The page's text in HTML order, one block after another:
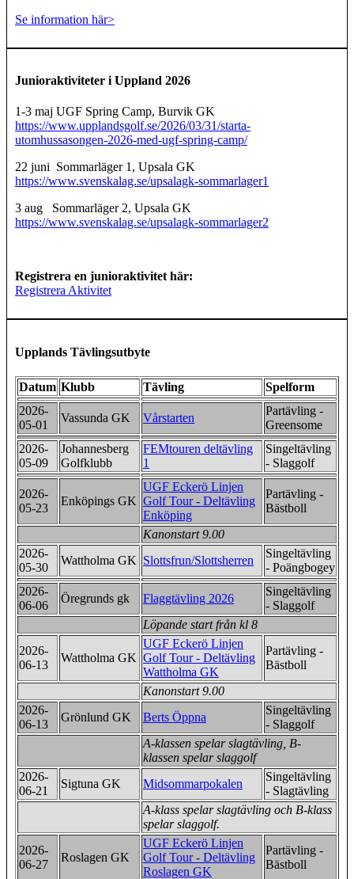
Se information här>
Junioraktiviteter i Uppland 2026
1-3 maj UGF Spring Camp, Burvik GK
https://www.upplandsgolf.se/2026/03/31/starta-
utomhussasongen-2026-med-ugf-spring-camp/
22 juni Sommarläger 1, Upsala GK
https://www.svenskalag.se/upsalagk-sommarlager1
3 aug Sommarläger 2, Upsala GK
https://www.svenskalag.se/upsalagk-sommarlager2
Registrera en junioraktivitet här:
Registrera Aktivitet
Upplands Tävlingsutbyte
Datum Klubb Tävling
Spelform
2026-
05-01
Vassunda GK Vårstarten
Partävling -
Greensome
2026-
05-09
Johannesberg
Golfklubb
FEMtouren deltävling
1
Singeltävling
- Slaggolf
2026-
05-23
Enköpings GK
UGF Eckerö Linjen
Golf Tour - Deltävling
Enköping
Partävling -
Bästboll
Kanonstart 9.00
2026-
05-30
Wattholma GK Slottsfrun/Slottsherren
Singeltävling
- Poängbogey
2026-
06-06
Öregrunds gk Flaggtävling 2026
Singeltävling
- Slaggolf
Löpande start från kl 8
2026-
06-13
Wattholma GK
UGF Eckerö Linjen
Golf Tour - Deltävling
Wattholma GK
Partävling -
Bästboll
Kanonstart 9.00
2026-
06-13
Grönlund GK Berts Öppna
Singeltävling
- Slaggolf
A-klassen spelar slagtävling, B-
klassen spelar slaggolf
2026-
06-21
Sigtuna GK Midsommarpokalen
Singeltävling
- Slagtävling
A-klass spelar slagtävling och B-klass
spelar slaggolf.
2026-
06-27
Roslagen GK
UGF Eckerö Linjen
Golf Tour - Deltävling
Roslagen GK
Partävling -
Bästboll